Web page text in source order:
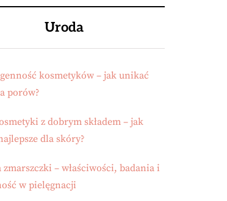
Uroda
kosmetyków – jak unikać
porów?
z dobrym składem – jak
dla skóry?
zmarszczki – właściwości, badania i
w pielęgnacji